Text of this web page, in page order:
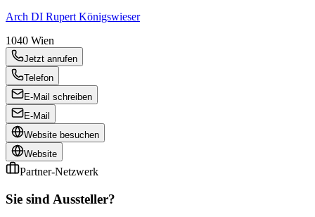
Arch DI Rupert Königswieser
1040 Wien
Jetzt anrufen
Telefon
E-Mail schreiben
E-Mail
Website besuchen
Website
Partner-Netzwerk
Sie sind Aussteller?